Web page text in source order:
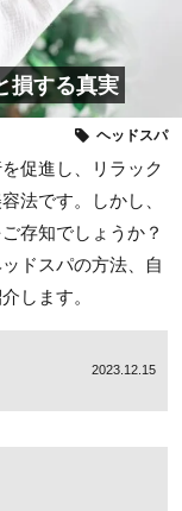
損する真実
ヘッドスパ
促進し、リラック
法です。しかし、
存知でしょうか？
ドスパの方法、自
します。
2023.12.15